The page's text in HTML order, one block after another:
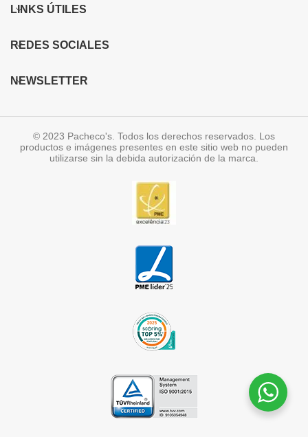
LINKS ÚTILES
REDES SOCIALES
NEWSLETTER
© 2023 Pacheco's. Todos los derechos reservados. Los
productos e imágenes presentes en este sitio web no pueden
utilizarse sin la debida autorización de la marca.